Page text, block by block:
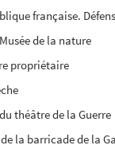
française.
de la nature
propriétaire
théâtre de la Guerre
de la barricade de la